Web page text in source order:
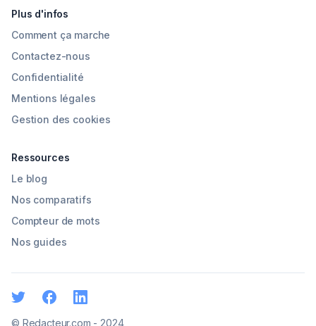
Plus d'infos
Comment ça marche
Contactez-nous
Confidentialité
Mentions légales
Gestion des cookies
Ressources
Le blog
Nos comparatifs
Compteur de mots
Nos guides
© Redacteur.com - 2024